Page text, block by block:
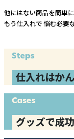
他にはない商品を簡単
もう仕入れで 悩む必要
Steps
仕入れはか
Cases
グッズで成